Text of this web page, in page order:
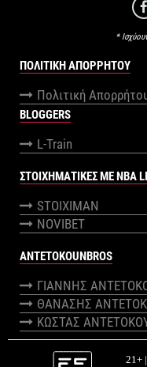
*
ΠΟΛΙΤΙΚΉ ΑΠΟΡΡΉΤΟΥ
Πολιτική
BLOGGERS
L-Train
ΣΤΟΙΧΗΜΑΤΙΚΕΣ ΜΕ NBA
STOIXIMAN
NOVIBET
ANTETOKOUNBROS
ΓΙΑΝΝΗΣ
ΘΑΝΑΣΗΣ
ΚΩΣΤΑΣ